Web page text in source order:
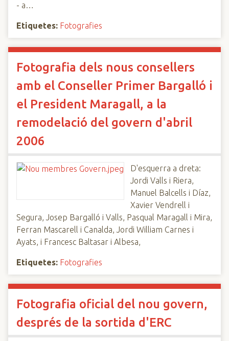
- a…
Etiquetes: Fotografies
Fotografia dels nous consellers
amb el Conseller Primer Bargalló i
el President Maragall, a la
remodelació del govern d'abril
2006
D'esquerra a dreta:
Jordi Valls i Riera,
Manuel Balcells i Díaz,
Xavier Vendrell i
Segura, Josep Bargalló i Valls, Pasqual Maragall i Mira,
Ferran Mascarell i Canalda, Jordi William Carnes i
Ayats, i Francesc Baltasar i Albesa,
Etiquetes: Fotografies
Fotografia oficial del nou govern,
després de la sortida d'ERC